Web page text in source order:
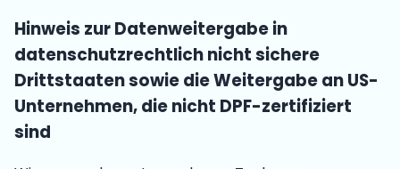
Hinweis zur Datenweitergabe in
datenschutzrechtlich nicht sichere
Drittstaaten sowie die Weitergabe an US-
Unternehmen, die nicht DPF-zertifiziert
sind